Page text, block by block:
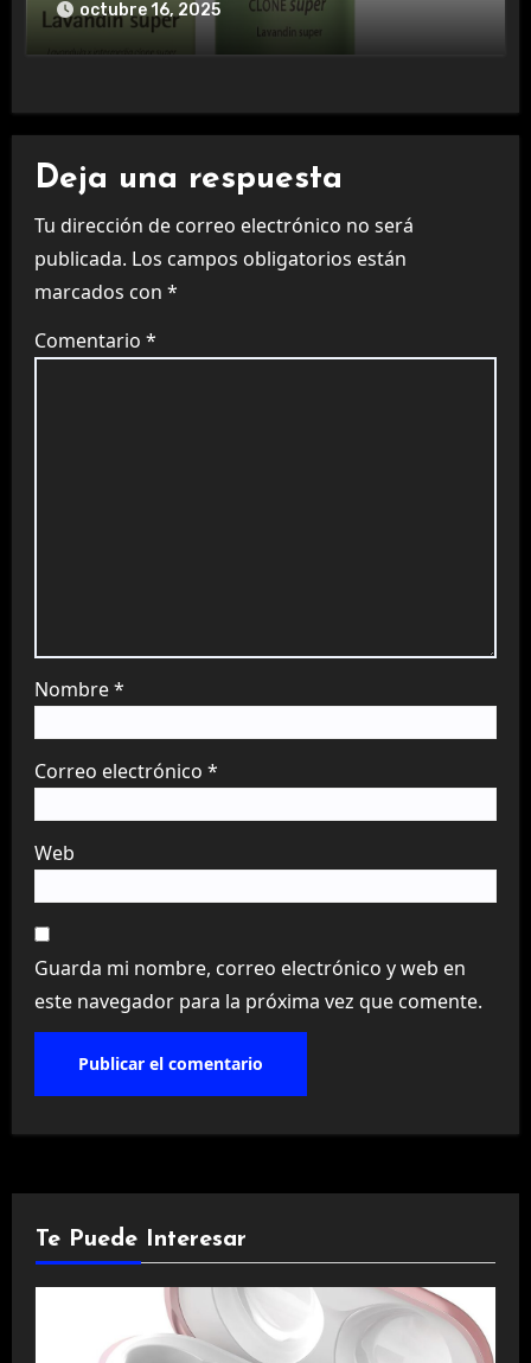
octubre 16, 2025
Deja una respuesta
Tu dirección de correo electrónico no será
publicada. Los campos obligatorios están
marcados con *
Comentario *
Nombre*
Correo electrónico *
Web
Guarda mi nombre, correo electrónico y web en
este navegador para la próxima vez que comente.
Te Puede Interesar